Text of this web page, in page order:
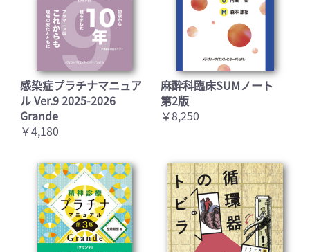
感染症プラチナマニュア
ル Ver.9 2025-2026
Grande
￥4,180
麻酔科臨床SUMノート
第2版
￥8,250